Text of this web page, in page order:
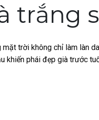
trắng
trời không chỉ làm làn
khiến phái đẹp già trước